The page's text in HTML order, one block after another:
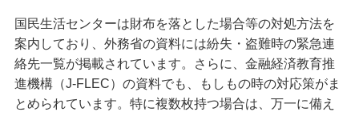
国民生活センターは財布を落とした場合等の対処方法を
案内しており、外務省の資料には紛失・盗難時の緊急連
絡先一覧が掲載されています。さらに、金融経済教育推
進機構（J-FLEC）の資料でも、もしもの時の対応策がま
とめられています。特に複数枚持つ場合は、万一に備え